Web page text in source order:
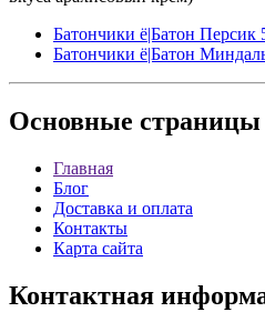
Батончики ё|Батон Персик
Батончики ё|Батон
Основные страницы
Главная
Блог
Доставка и оплата
Контакты
Карта сайта
Контактная